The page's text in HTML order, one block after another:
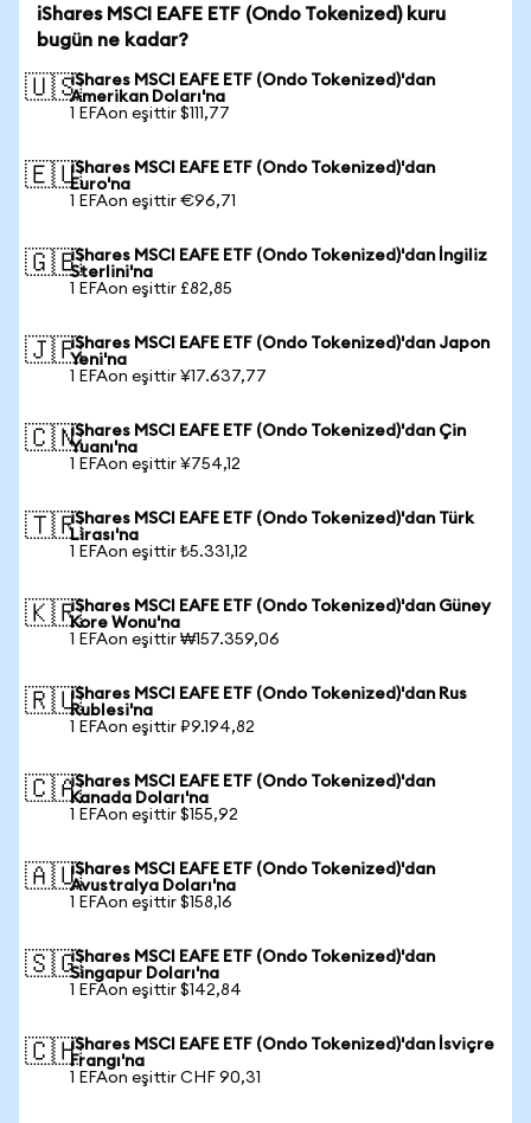
iShares MSCI EAFE ETF (Ondo Tokenized) kuru
bugün ne kadar?
🇺🇸iShares MSCI EAFE ETF (Ondo Tokenized)'dan
Amerikan Doları'na
1 EFAon eşittir $111,77
🇪🇺iShares MSCI EAFE ETF (Ondo Tokenized)'dan
Euro'na
1 EFAon eşittir €96,71
🇬🇧iShares MSCI EAFE ETF (Ondo Tokenized)'dan İngiliz
Sterlini'na
1 EFAon eşittir £82,85
🇯🇵iShares MSCI EAFE ETF (Ondo Tokenized)'dan Japon
Yeni'na
1 EFAon eşittir ¥17.637,77
🇨🇳iShares MSCI EAFE ETF (Ondo Tokenized)'dan Çin
Yuanı'na
1 EFAon eşittir ¥754,12
🇹🇷iShares MSCI EAFE ETF (Ondo Tokenized)'dan Türk
Lirası'na
1 EFAon eşittir ₺5.331,12
🇰🇷iShares MSCI EAFE ETF (Ondo Tokenized)'dan Güney
Kore Wonu'na
1 EFAon eşittir ₩157.359,06
🇷🇺iShares MSCI EAFE ETF (Ondo Tokenized)'dan Rus
Rublesi'na
1 EFAon eşittir ₽9.194,82
🇨🇦iShares MSCI EAFE ETF (Ondo Tokenized)'dan
Kanada Doları'na
1 EFAon eşittir $155,92
🇦🇺iShares MSCI EAFE ETF (Ondo Tokenized)'dan
Avustralya Doları'na
1 EFAon eşittir $158,16
🇸🇬iShares MSCI EAFE ETF (Ondo Tokenized)'dan
Singapur Doları'na
1 EFAon eşittir $142,84
🇨🇭iShares MSCI EAFE ETF (Ondo Tokenized)'dan İsviçre
Frangı'na
1 EFAon eşittir CHF 90,31